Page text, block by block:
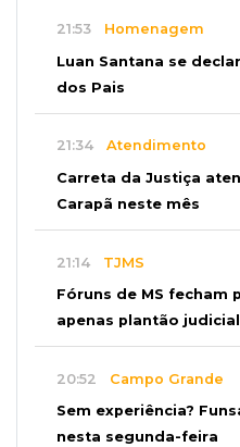
21:53 Homenagem
Luan Santana se
dos Pais
21:34 Atendimento
Carreta da Justiça
Carapã neste mês
21:14 TJMS
Fóruns de MS fecham
apenas plantão judicial
20:52 Campo Grande
Sem experiência?
nesta segunda-feira